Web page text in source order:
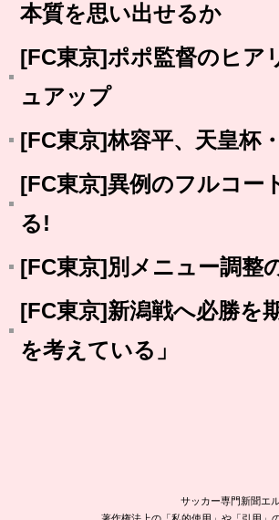
本質を思い出せるか
[FC東京]ポポ監督のヒア
ュアップ
[FC東京]林容平、天皇杯
[FC東京]異例のフルコー
る!
[FC東京]別メニュー調整
[FC東京]新潟戦へ必勝を
を考えている」
サッカー専門新聞エ